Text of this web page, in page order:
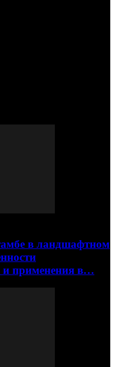
в ландшафтном
применения в…